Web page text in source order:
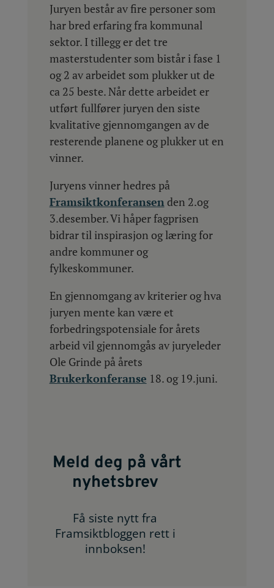
Juryen består av fire personer som
har bred erfaring fra kommunal
sektor. I tillegg er det tre
masterstudenter som bistår i fase 1
og 2 av arbeidet som plukker ut de
ca 25 beste. Når dette arbeidet er
utført fullfører juryen den siste
kvalitative gjennomgangen av de
resterende planene og plukker ut en
vinner.
Juryens vinner hedres på
Framsiktkonferansenden 2.og
3.desember. Vi håper fagprisen
bidrar til inspirasjon og læring for
andre kommuner og
fylkeskommuner.
En gjennomgang av kriterier og hva
juryen mente kan være et
forbedringspotensiale for årets
arbeid vil gjennomgås av juryeleder
Ole Grinde på årets
Brukerkonferanse 18. og 19.juni.
Meld deg på vårt
nyhetsbrev
Få siste nytt fra
Framsiktbloggen rett i
innboksen!